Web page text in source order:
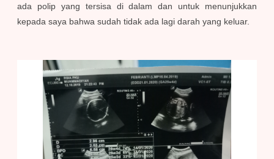
ada polip yang tersisa di dalam dan untuk menunjukkan
kepada saya bahwa sudah tidak ada lagi darah yang keluar.